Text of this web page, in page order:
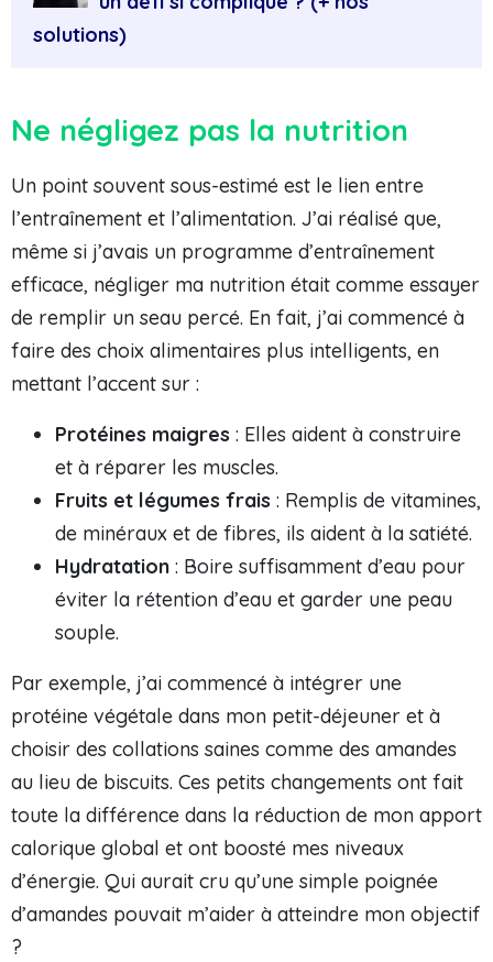
solutions)
Ne négligez pas la nutrition
Un point souvent sous-estimé est le lien entre
l’entraînement et l’alimentation. J’ai réalisé que,
même si j’avais un programme d’entraînement
efficace, négliger ma nutrition était comme essayer
de remplir un seau percé. En fait, j’ai commencé à
faire des choix alimentaires plus intelligents, en
mettant l’accent sur :
Protéines maigres : Elles aident à construire
et à réparer les muscles.
Fruits et légumes frais : Remplis de vitamines,
de minéraux et de fibres, ils aident à la satiété.
Hydratation : Boire suffisamment d’eau pour
éviter la rétention d’eau et garder une peau
souple.
Par exemple, j’ai commencé à intégrer une
protéine végétale dans mon petit-déjeuner et à
choisir des collations saines comme des amandes
au lieu de biscuits. Ces petits changements ont fait
toute la différence dans la réduction de mon apport
calorique global et ont boosté mes niveaux
d’énergie. Qui aurait cru qu’une simple poignée
d’amandes pouvait m’aider à atteindre mon objectif
?